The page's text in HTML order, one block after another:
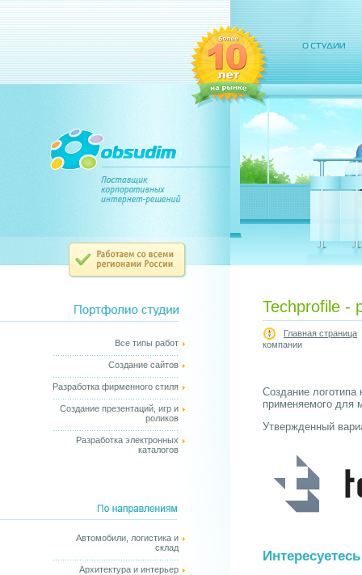
Все типы работ
Создание сайтов
Разработка фирменного стиля
Создание презентаций, игр и
роликов
Разработка электронных
каталогов
Автомобили, логистика и
склад
Архитектура и интерьер
Techprofile -
Главная страница
компании
Создание
применяемого для
Утвержденный